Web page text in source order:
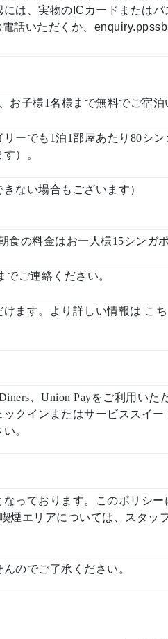
は、実物のICカードまたはパ
話いただくか、
子様1名様まで無料でご宿泊
ーでも1泊1部屋あたり80シ
）。
ない場合もございます）
の料金はお一人様15シンガ
ご連絡ください。
ます。より詳しい情報は こ
、Union Payをご利用いた
クインまたはサービススイ
。
っております。このポリシー
煙エリアについては、スタッ
のでご了承ください。